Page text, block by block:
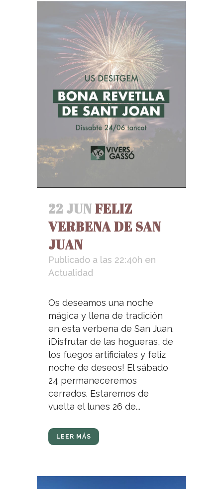
22 JUNFELIZ
VERBENA DE SAN
JUAN
Publicado a las 22:40h en
Actualidad
Os deseamos una noche
mágica y llena de tradición
en esta verbena de San Juan.
¡Disfrutar de las hogueras, de
los fuegos artificiales y feliz
noche de deseos! El sábado
24 permaneceremos
cerrados. Estaremos de
vuelta el lunes 26 de...
LEER MÁS